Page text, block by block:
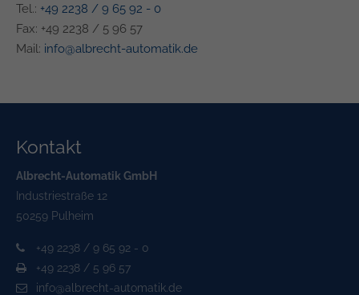
Tel.: +49 2238 / 9 65 92 - 0
Fax: +49 2238 / 5 96 57
Mail: info@albrecht-automatik.de
Kontakt
Albrecht-Automatik GmbH
Industriestraße 12
50259 Pulheim
+49 2238 / 9 65 92 - 0
+49 2238 / 5 96 57
info@albrecht-automatik.de